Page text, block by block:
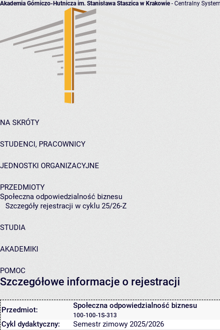
Akademia Górniczo-Hutnicza im. Stanisława Staszica w Krakowie- Centralny
NA SKRÓTY
STUDENCI, PRACOWNICY
JEDNOSTKI ORGANIZACYJNE
PRZEDMIOTY
Społeczna odpowiedzialność biznesu
Szczegóły rejestracji w cyklu 25/26-Z
STUDIA
AKADEMIKI
POMOC
Szczegółowe informacje o rejestracji
Przedmiot: Społeczna odpowiedzialność biznesu
100-100-1S-313
Cykl dydaktyczny: Semestr zimowy 2025/2026